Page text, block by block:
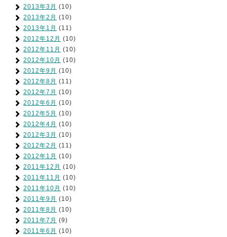
2013年3月 (10)
2013年2月 (10)
2013年1月 (11)
2012年12月 (10)
2012年11月 (10)
2012年10月 (10)
2012年9月 (10)
2012年8月 (11)
2012年7月 (10)
2012年6月 (10)
2012年5月 (10)
2012年4月 (10)
2012年3月 (10)
2012年2月 (11)
2012年1月 (10)
2011年12月 (10)
2011年11月 (10)
2011年10月 (10)
2011年9月 (10)
2011年8月 (10)
2011年7月 (9)
2011年6月 (10)